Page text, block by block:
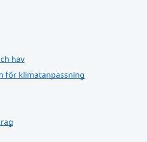
hav
för klimatanpassning